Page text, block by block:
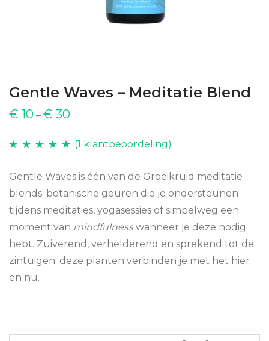
Gentle Waves – Meditatie Blend
€ 10 – € 30
5.00op 5
gebaseerd op
klantbeoordeling
(1 klantbeoordeling)
Gentle Waves is één van de Groeikruid meditatie
blends: botanische geuren die je ondersteunen
tijdens meditaties, yogasessies of simpelweg een
moment van mindfulnesswanneer je deze nodig
hebt. Zuiverend, verhelderend en sprekend tot de
zintuigen: deze planten verbinden je met het hier
en nu.